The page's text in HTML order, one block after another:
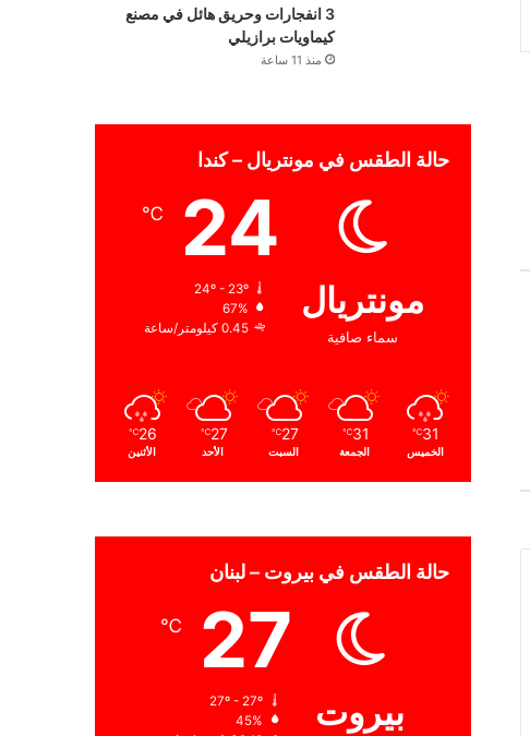
3 انفجارات وحريق هائل في مصنع
كيماويات برازيلي
منذ 11 ساعة
حالة الطقس في مونتريال – كندا
مونتريال
سماء صافية
24
℃
24º - 23º
67%
0.45 كيلومتر/ساعة
31
℃
الخميس
31
℃
الجمعة
27
℃
السبت
27
℃
الأحد
26
℃
الأثنين
حالة الطقس في بيروت – لبنان
بيروت
27
℃
45%